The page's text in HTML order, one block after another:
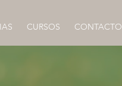
CURSOS CONTACTO